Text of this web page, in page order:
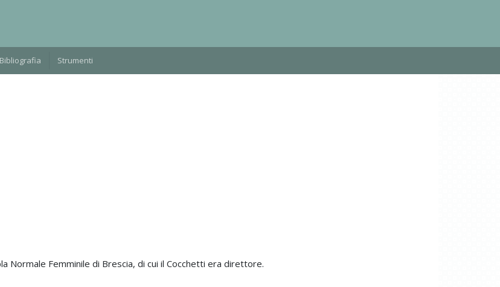
Bibliografia Strumenti
Normale Femminile di Brescia, di cui il Cocchetti era direttore.